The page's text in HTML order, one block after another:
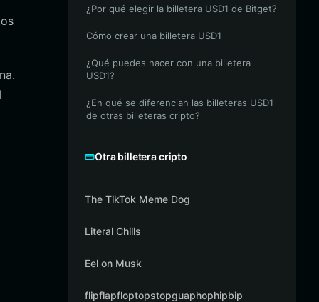
¿Por qué elegir la billetera USD1 de Bitget?
Cómo crear una billetera USD1
¿Qué puedes hacer con una billetera
USD1?
¿En qué se diferencian las billeteras USD1
de otras billeteras cripto?
Otra billetera cripto
The TikTok Meme Dog
Literal Chills
Eel on Musk
flipflapfloptopstopguaphophipbip